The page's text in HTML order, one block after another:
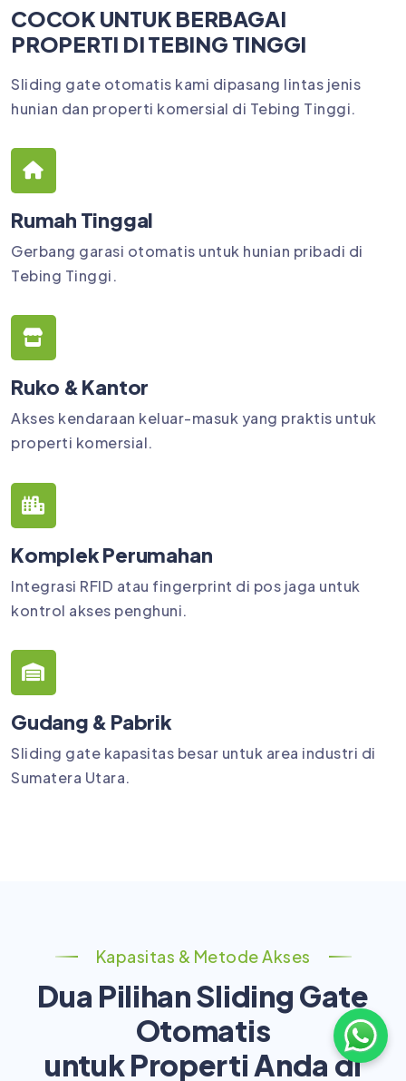
COCOK UNTUK BERBAGAI
PROPERTI DI TEBING TINGGI
Sliding gate otomatis kami dipasang lintas jenis
hunian dan properti komersial di Tebing Tinggi.
Rumah Tinggal
Gerbang garasi otomatis untuk hunian pribadi di
Tebing Tinggi.
Ruko & Kantor
Akses kendaraan keluar-masuk yang praktis untuk
properti komersial.
Komplek Perumahan
Integrasi RFID atau fingerprint di pos jaga untuk
kontrol akses penghuni.
Gudang & Pabrik
Sliding gate kapasitas besar untuk area industri di
Sumatera Utara.
Kapasitas & Metode Akses
Dua Pilihan Sliding Gate
Otomatis
untuk Properti Anda di